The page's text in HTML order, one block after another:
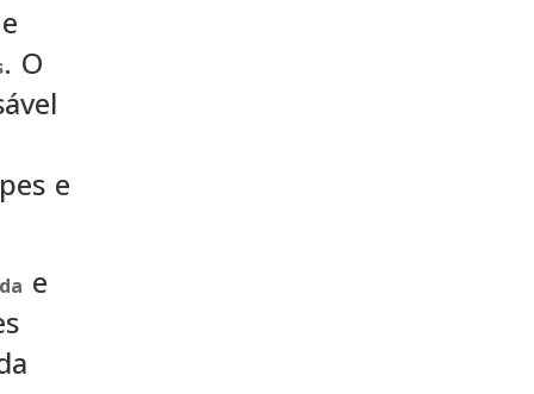
. O
e
e